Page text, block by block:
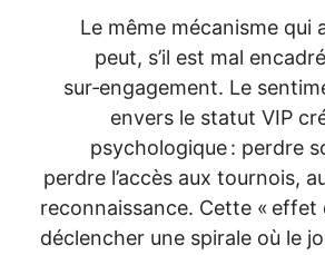
Le même
peut, s’il est mal
sur‑engagement. Le
envers le statut
psychologique :
perdre l’accès aux
reconnaissance. Cette
déclencher une spirale